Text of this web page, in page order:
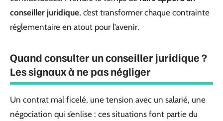
conseiller juridique, c’est transformer chaque contrainte
réglementaire en atout pour l’avenir.
Quand consulter un conseiller juridique ?
Les signaux à ne pas négliger
Un contrat mal ficelé, une tension avec un salarié, une
négociation qui s’enlise : ces situations font partie du